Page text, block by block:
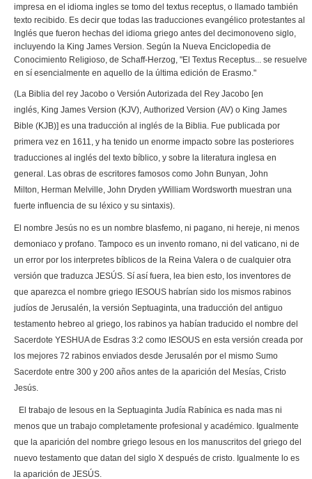
impresa en el idioma ingles se tomo del textus receptus, o llamado también
texto recibido. Es decir que todas las traducciones evangélico protestantes al
Inglés que fueron hechas del idioma griego antes del decimonoveno siglo,
incluyendo la King James Version. Según la Nueva Enciclopedia de
Conocimiento Religioso, de Schaff-Herzog, "El Textus Receptus... se resuelve
en sí esencialmente en aquello de la última edición de Erasmo."
(La Biblia del rey Jacobo o Versión Autorizada del Rey Jacobo [en
inglés, King James Version (KJV), Authorized Version (AV) o King James
Bible (KJB)] es una traducción al inglés de la Biblia. Fue publicada por
primera vez en 1611, y ha tenido un enorme impacto sobre las posteriores
traducciones al inglés del texto bíblico, y sobre la literatura inglesa en
general. Las obras de escritores famosos como John Bunyan, John
Milton, Herman Melville, John Dryden yWilliam Wordsworth muestran una
fuerte influencia de su léxico y su sintaxis).
El nombre Jesús no es un nombre blasfemo, ni pagano, ni hereje, ni menos
demoniaco y profano. Tampoco es un invento romano, ni del vaticano, ni de
un error por los interpretes bíblicos de la Reina Valera o de cualquier otra
versión que traduzca JESÚS. Sí así fuera, lea bien esto, los inventores de
que aparezca el nombre griego IESOUS habrían sido los mismos rabinos
judíos de Jerusalén, la versión Septuaginta, una traducción del antiguo
testamento hebreo al griego, los rabinos ya habían traducido el nombre del
Sacerdote YESHUA de Esdras 3:2 como IESOUS en esta versión creada por
los mejores 72 rabinos enviados desde Jerusalén por el mismo Sumo
Sacerdote entre 300 y 200 años antes de la aparición del Mesías, Cristo
Jesús.
El trabajo de Iesous en la Septuaginta Judía Rabínica es nada mas ni
menos que un trabajo completamente profesional y académico. Igualmente
que la aparición del nombre griego Iesous en los manuscritos del griego del
nuevo testamento que datan del siglo X después de cristo. Igualmente lo es
la aparición de JESÚS.